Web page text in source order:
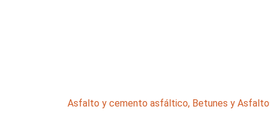
Asfalto y cemento asfáltico, Betunes y